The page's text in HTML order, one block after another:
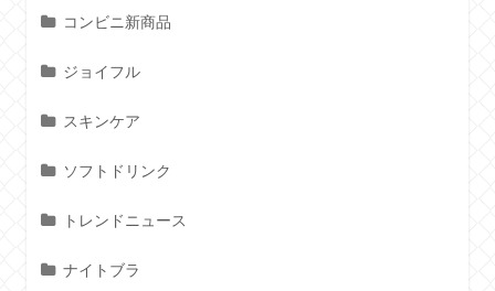
コンビニ新商品
ジョイフル
スキンケア
ソフトドリンク
トレンドニュース
ナイトブラ